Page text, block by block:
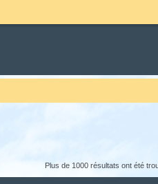
Plus de 1000 résultats ont été